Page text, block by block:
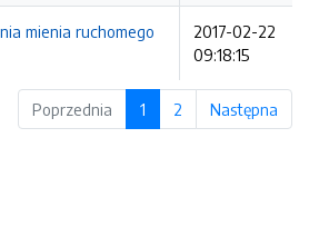
mienia ruchomego
2017-02-22
09:18:15
Poprzednia 1 2 Następna